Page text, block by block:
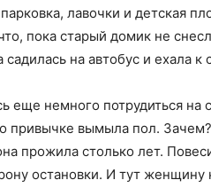
лавочки и детская
пока старый домик не
на автобус и ехала
еще немного потрудиться
привычке вымыла пол.
прожила столько лет.
остановки. И тут